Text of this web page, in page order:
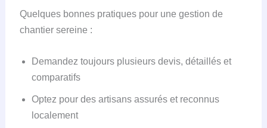
Quelques bonnes pratiques pour une gestion de
chantier sereine :
Demandez toujours plusieurs devis, détaillés et
comparatifs
Optez pour des artisans assurés et reconnus
localement